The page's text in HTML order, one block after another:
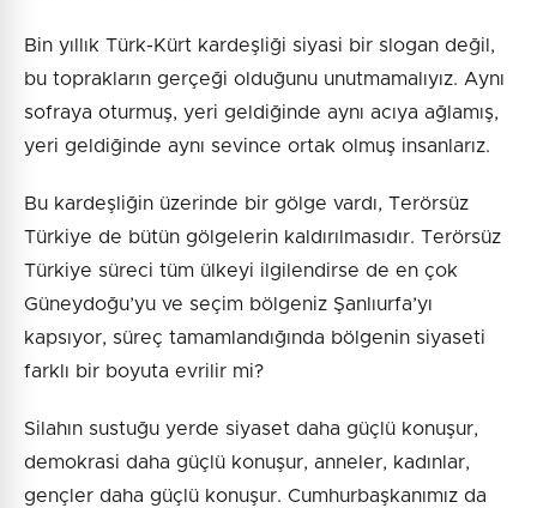
Bin yıllık Türk-Kürt kardeşliği siyasi bir slogan değil,
bu toprakların gerçeği olduğunu unutmamalıyız. Aynı
sofraya oturmuş, yeri geldiğinde aynı acıya ağlamış,
yeri geldiğinde aynı sevince ortak olmuş insanlarız.
Bu kardeşliğin üzerinde bir gölge vardı, Terörsüz
Türkiye de bütün gölgelerin kaldırılmasıdır. Terörsüz
Türkiye süreci tüm ülkeyi ilgilendirse de en çok
Güneydoğu’yu ve seçim bölgeniz Şanlıurfa’yı
kapsıyor, süreç tamamlandığında bölgenin siyaseti
farklı bir boyuta evrilir mi?
Silahın sustuğu yerde siyaset daha güçlü konuşur,
demokrasi daha güçlü konuşur, anneler, kadınlar,
gençler daha güçlü konuşur. Cumhurbaşkanımız da